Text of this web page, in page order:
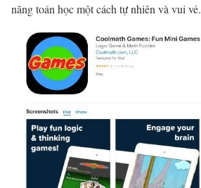
năng toán học một cách tự nhiên và vui vẻ.